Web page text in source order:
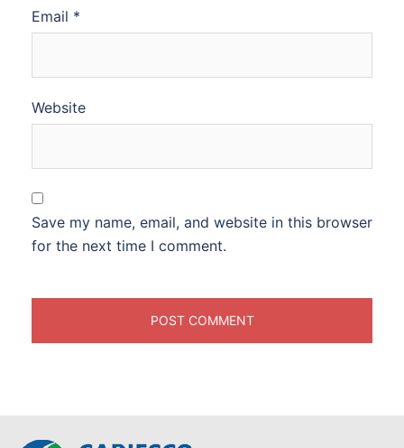
Email *
Website
Save my name, email, and website in this browser
for the next time I comment.